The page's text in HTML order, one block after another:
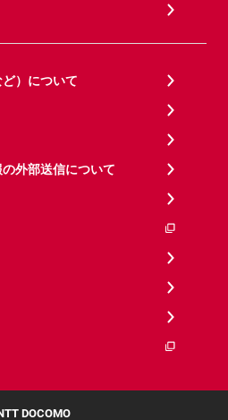
）について
外部送信について
DOCOMO